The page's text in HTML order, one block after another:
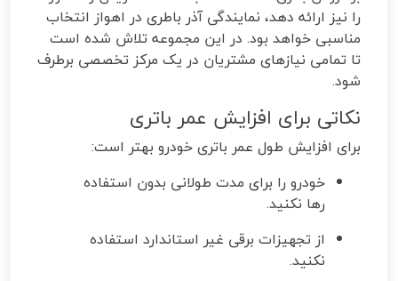
را نیز ارائه دهد، نمایندگی آذر باطری در اهواز انتخاب
مناسبی خواهد بود. در این مجموعه تلاش شده است
تا تمامی نیازهای مشتریان در یک مرکز تخصصی برطرف
شود.
نکاتی برای افزایش عمر باتری
برای افزایش طول عمر باتری خودرو بهتر است:
خودرو را برای مدت طولانی بدون استفاده
رها نکنید.
از تجهیزات برقی غیر استاندارد استفاده
نکنید.